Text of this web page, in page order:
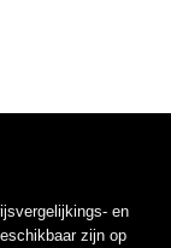
en
zijn op